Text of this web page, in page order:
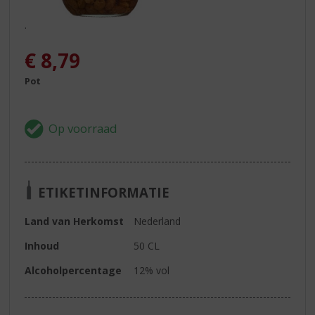
.
€ 8,79
Pot
ETIKETINFORMATIE
Land van Herkomst
Nederland
Inhoud
50 CL
Alcoholpercentage
12% vol